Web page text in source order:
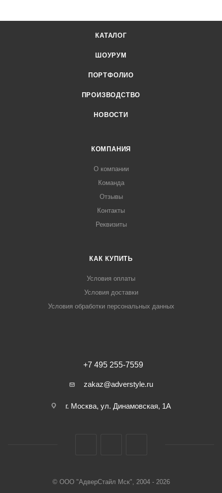
КАТАЛОГ
ШОУРУМ
ПОРТФОЛИО
ПРОИЗВОДСТВО
НОВОСТИ
КОМПАНИЯ
О компании
Команда
Отзывы
Контакты
Реквизиты
КАК КУПИТЬ
Условия оплаты
Условия доставки
Условия обработки персональных данных
+7 495 255-7559
zakaz@adverstyle.ru
г. Москва, ул. Динамовская, 1А
© ООО "АдверСтайл Мск", 2004 - 2026